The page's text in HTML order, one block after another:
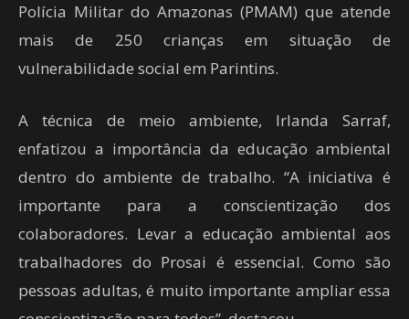
Polícia Militar do Amazonas (PMAM) que atende
mais de 250 crianças em situação de
vulnerabilidade social em Parintins.
A técnica de meio ambiente, Irlanda Sarraf,
enfatizou a importância da educação ambiental
dentro do ambiente de trabalho. “A iniciativa é
importante para a conscientização dos
colaboradores. Levar a educação ambiental aos
trabalhadores do Prosai é essencial. Como são
pessoas adultas, é muito importante ampliar essa